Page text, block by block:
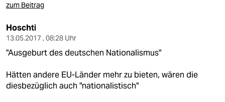
zum Beitrag
Hoschti
13.05.2017 , 08:28 Uhr
"Ausgeburt des deutschen Nationalismus"
Hätten andere EU-Länder mehr zu bieten, wären die
diesbezüglich auch "nationalistisch"